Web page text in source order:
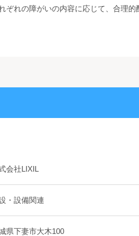
ぞれの障がいの内容に応じて、合理的
会社LIXIL
・設備関連
県下妻市大木100